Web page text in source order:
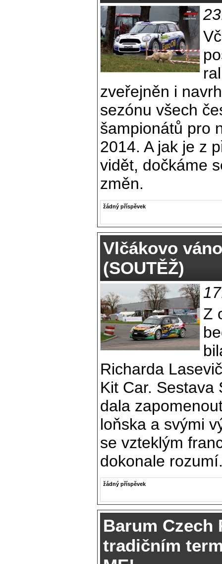
zveřejněn i
sezónu všech
šampionátů pro
2014. A jak je z
vidět, dočkáme
změn.
žádný příspěvek
Vlčákovo
(SOUTĚŽ)
Z
Richarda
Kit Car. Sestava
dala
loňska a svými
se vzteklým
dokonale
žádný příspěvek
Barum Czech
tradičním